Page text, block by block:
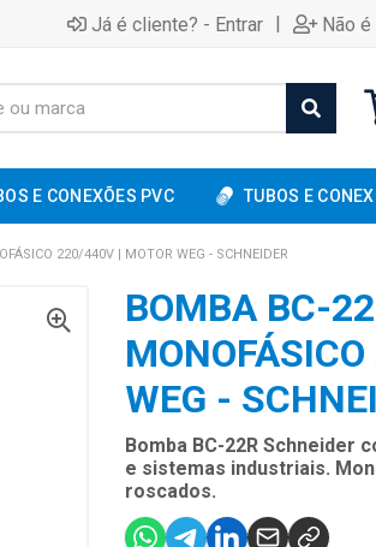
Já é cliente? - Entrar | Não
E CONEXÕES PVC TUBOS E
220/440V | MOTOR WEG - SCHNEIDER
BOMBA BC-
WEG -
Bomba BC-22R Schneider
e sistemas industriais.
roscados.